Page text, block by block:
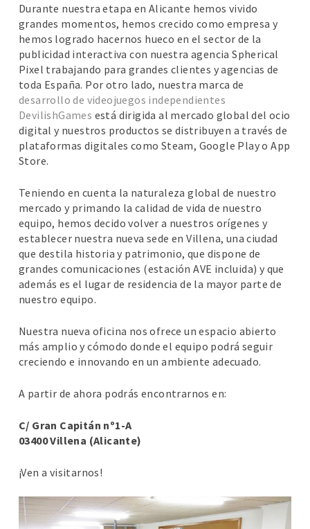
Durante nuestra etapa en Alicante hemos vivido
grandes momentos, hemos crecido como empresa y
hemos logrado hacernos hueco en el sector de la
publicidad interactiva con nuestra agencia Spherical
Pixel trabajando para grandes clientes y agencias de
toda España. Por otro lado, nuestra marca de
desarrollo de videojuegos independientes
DevilishGames está dirigida al mercado global del ocio
digital y nuestros productos se distribuyen a través de
plataformas digitales como Steam, Google Play o App
Store.
Teniendo en cuenta la naturaleza global de nuestro
mercado y primando la calidad de vida de nuestro
equipo, hemos decido volver a nuestros orígenes y
establecer nuestra nueva sede en Villena, una ciudad
que destila historia y patrimonio, que dispone de
grandes comunicaciones (estación AVE incluida) y que
además es el lugar de residencia de la mayor parte de
nuestro equipo.
Nuestra nueva oficina nos ofrece un espacio abierto
más amplio y cómodo donde el equipo podrá seguir
creciendo e innovando en un ambiente adecuado.
A partir de ahora podrás encontrarnos en:
C/ Gran Capitán nº1-A
03400 Villena (Alicante)
¡Ven a visitarnos!